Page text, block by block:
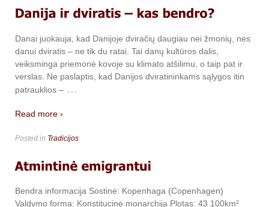
Danai juokauja, kad Danijoje dviračių daugiau nei žmonių, nes
danui dviratis – ne tik du ratai. Tai danų kultūros dalis,
veiksminga priemonė kovoje su klimato atšilimu, o taip pat ir
verslas. Ne paslaptis, kad Danijos dviratininkams sąlygos itin
patrauklios – …
Read more ›
Posted in Tradicijos
Bendra informacija Sostinė: Kopenhaga (Copenhagen)
Valdymo forma: Konstitucinė monarchija Plotas: 43 100km²